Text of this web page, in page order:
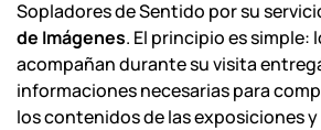
Sopladores de Sentido por su
de Imágenes. El principio es simple:
acompañan durante su visita
informaciones necesarias para
los contenidos de las exposiciones